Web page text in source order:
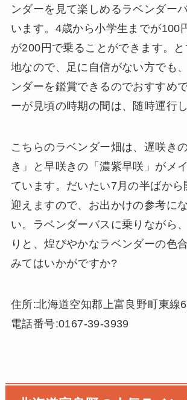
ンダーを見て楽しめるラベンダー
います。4歳から小学生までが100
が200円で乗ることができます。
地なので、足に自信がない方でも
ンダーを鑑賞できるのでおすすめ
ーが見頃の時期の間は、随時運行
こちらのラベンダー畑は、遅咲き
き」と早咲きの「濃紫早咲」がメ
ています。だいたい7月の半ばから
迎えますので、お出かけの参考に
い。ラベンダーバスに乗りながら
りと、煌びやかなラベンダーの色
みてはいかがですか?
住所:北海道空知郡上富良野町東線
電話番号:0167-39-3939